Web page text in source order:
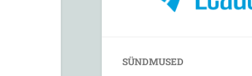
SÜNDMUSED